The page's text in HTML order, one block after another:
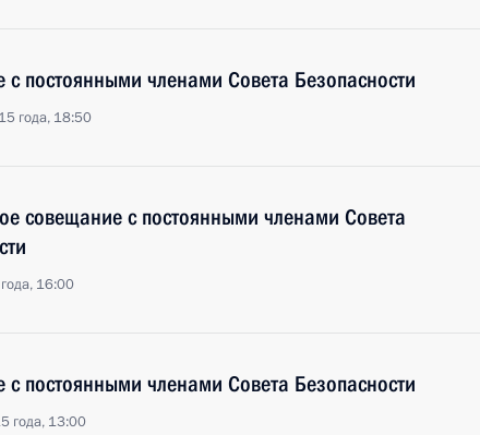
постоянными членами Совета Безопасности
года, 18:50
совещание с постоянными членами Совета
16:00
постоянными членами Совета Безопасности
года, 13:00